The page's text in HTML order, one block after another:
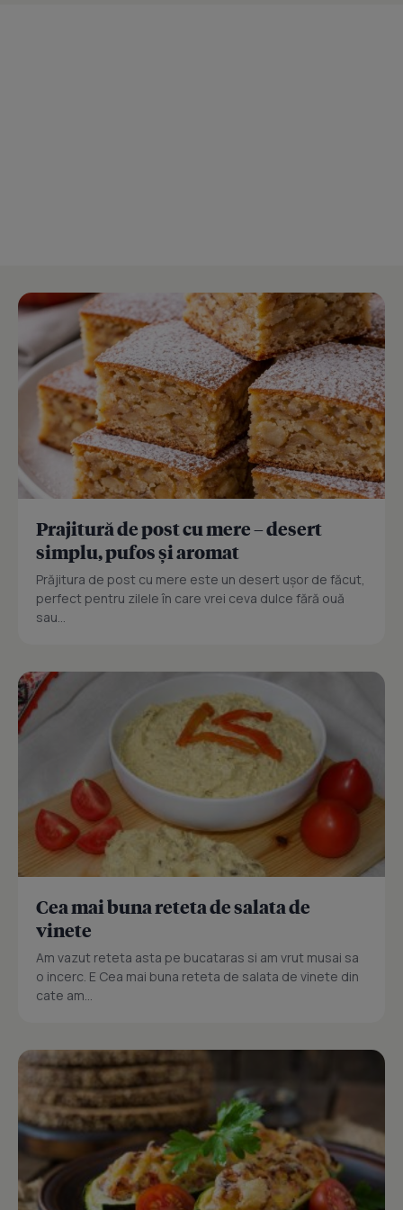
Prajitură de post cu mere – desert
simplu, pufos și aromat
Prăjitura de post cu mere este un desert ușor de făcut,
perfect pentru zilele în care vrei ceva dulce fără ouă
sau...
Cea mai buna reteta de salata de
vinete
Am vazut reteta asta pe bucataras si am vrut musai sa
o incerc. E Cea mai buna reteta de salata de vinete din
cate am...